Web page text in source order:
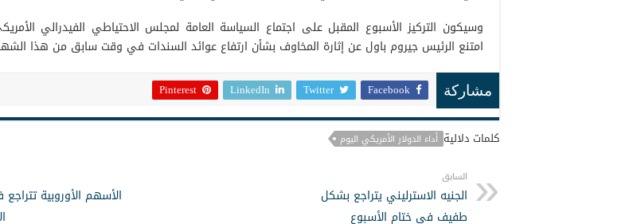
وسيكون التركيز الأسبوع المقبل على اجتماع السياسة العامة لمجلس الاحتياطي الفيدرالي
امتنع الرئيس جيروم باول عن إثارة المخاوف بشأن ارتفاع عوائد السندات في وقت سابق من هذا
مشاركة Facebook
Twitter
LinkedIn
Pinterest
كلمات دلالية أداء الدولار الأمريكي اليوم
السابق
الجنيه الاسترليني يتراجع بشكل
طفيف في ختام الأسبوع
الأسهم الأوروبية